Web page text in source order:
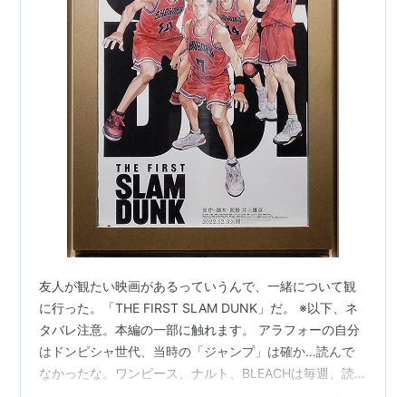
友人が観たい映画があるっていうんで、一緒について観
に行った。「THE FIRST SLAM DUNK」だ。 ※以下、ネ
タバレ注意。本編の一部に触れます。 アラフォーの自分
はドンピシャ世代、当時の「ジャンプ」は確か…読んで
なかったな。ワンピース、ナルト、BLEACHは毎週、読